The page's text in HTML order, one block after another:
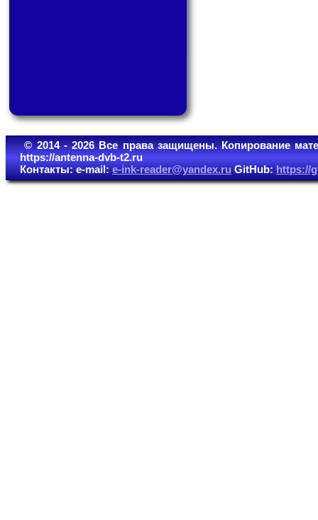
© 2014 - 2026 Все права защищены. Копирование
https://antenna-dvb-t2.ru
Контакты: e-mail:e-ink-reader@yandex.ruGitHub:https://